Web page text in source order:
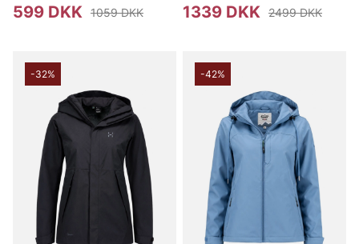
599 DKK 1059 DKK 1339 DKK 2499 DKK
-32% -42%